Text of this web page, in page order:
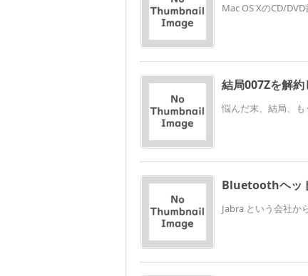
Mac OS XのCD/
結局007Zを解約
悩んだ末、結局、
Bluetoothヘッ
Jabra という会社か